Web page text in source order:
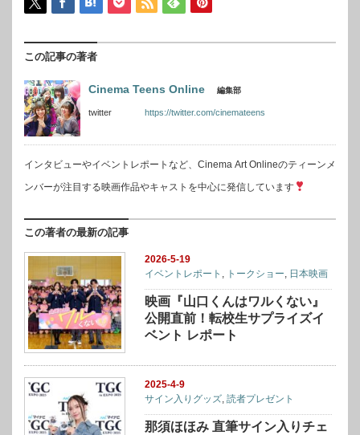
この記事の著者
Cinema Teens Online 編集部
twitter https://twitter.com/cinemateens
インタビューやイベントレポートなど、Cinema Art Onlineのティーンメ
ンバーが注目する映画作品やキャストを中心に発信しています
この著者の最新の記事
2026-5-19
イベントレポート , トークショー, 日本映画
映画『山口くんはワルくない』
公開直前！転校生サプライズイ
ベント レポート
2025-4-9
サイン入りグッズ,読者プレゼント
那須ほほみ 直筆サイン入りチェ